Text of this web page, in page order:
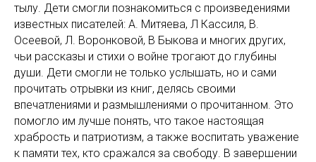
тылу. Дети смогли познакомиться с произведениями
известных писателей: А. Митяева, Л Кассиля, В.
Осеевой, Л. Воронковой, В Быкова и многих других,
чьи рассказы и стихи о войне трогают до глубины
души. Дети смогли не только услышать, но и сами
прочитать отрывки из книг, делясь своими
впечатлениями и размышлениями о прочитанном. Это
помогло им лучше понять, что такое настоящая
храбрость и патриотизм, а также воспитать уважение
к памяти тех, кто сражался за свободу. В завершении